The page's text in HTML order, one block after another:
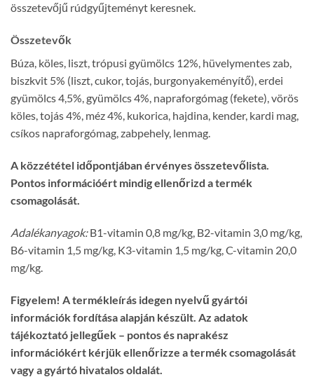
összetevőjű rúdgyűjteményt keresnek.
Összetevők
Búza, köles, liszt, trópusi gyümölcs 12%, hüvelymentes zab,
biszkvit 5% (liszt, cukor, tojás, burgonyakeményítő), erdei
gyümölcs 4,5%, gyümölcs 4%, napraforgómag (fekete), vörös
köles, tojás 4%, méz 4%, kukorica, hajdina, kender, kardi mag,
csíkos napraforgómag, zabpehely, lenmag.
A közzététel időpontjában érvényes összetevőlista.
Pontos információért mindig ellenőrizd a termék
csomagolását.
Adalékanyagok:B1-vitamin 0,8 mg/kg, B2-vitamin 3,0 mg/kg,
B6-vitamin 1,5 mg/kg, K3-vitamin 1,5 mg/kg, C-vitamin 20,0
mg/kg.
Figyelem! A termékleírás idegen nyelvű gyártói
információk fordítása alapján készült. Az adatok
tájékoztató jellegűek – pontos és naprakész
információkért kérjük ellenőrizze a termék csomagolását
vagy a gyártó hivatalos oldalát.